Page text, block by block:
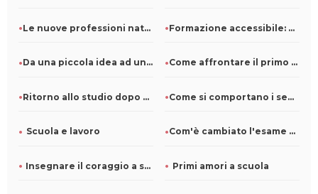
Le nuove professioni nate dal marketing digitale: info utili Formazione accessibile: come progettare corsi inclusivi per
Da una piccola idea ad un grande brand: come costruire una s Come affrontare il primo anno di università? Consigli
Ritorno allo studio dopo anni: come riadattarsi al mondo acc Come si comportano i segni zodiacali a scuola?
Scuola e lavoro Com'è cambiato l'esame di maturità negli anni?
Insegnare il coraggio a scuola Primi amori a scuola